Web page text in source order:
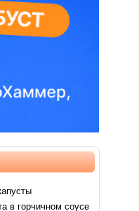
в горчичном соусе